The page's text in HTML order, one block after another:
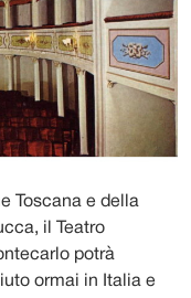
Toscana e della
il Teatro
potrà
ormai in Italia e